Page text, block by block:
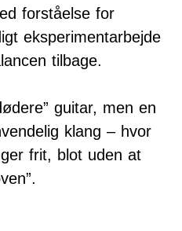
forståelse for
eksperimentarbejde
tilbage.
guitar, men en
klang – hvor
frit, blot uden at